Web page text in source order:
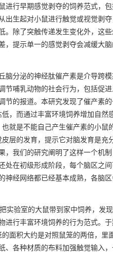
行早期感觉剥夺的饲养范式，包
生起对小鼠进行触觉或视觉剥
除了突触传递发生变化外，这
提示单一的感觉剥夺会减缓大
分泌的神经肽催产素是介导跨
哺乳动物的社会行为，包括促
的报道。本研究发现了催产素
，而通过丰富环境饲养增加自然
就是不能自己产生催产素的小鼠
层的发育，提示它对脑发育是充
我们的研究阐明了这样一个机
在初级形成阶段，每个脑区之
经网络都已经基本成熟，各脑
验室的大鼠带到家中饲养，发
行丰富环境饲养的行为范式。
面积大约是对照鼠笼的两倍，里
各种材质的布料加强触觉输入